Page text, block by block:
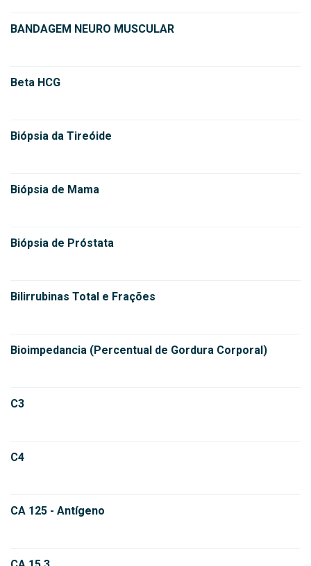
BANDAGEM NEURO MUSCULAR
Beta HCG
Biópsia da Tireóide
Biópsia de Mama
Biópsia de Próstata
Bilirrubinas Total e Frações
Bioimpedancia (Percentual de Gordura Corporal)
C3
C4
CA 125 - Antígeno